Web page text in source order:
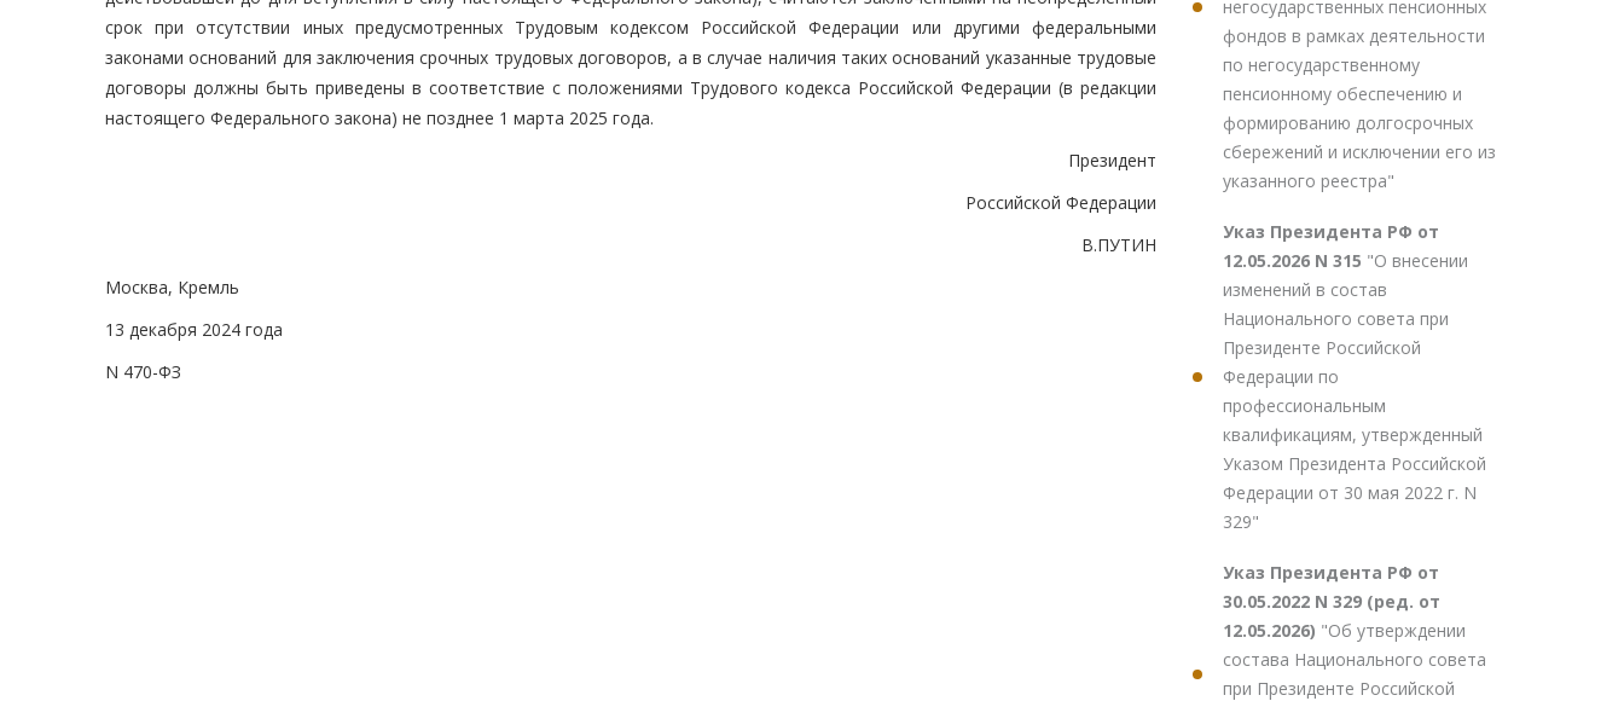
срок при отсутствии иных предусмотренных Трудовым кодексом Российской Федерации или другими федеральными
законами оснований для заключения срочных трудовых договоров, а в случае наличия таких оснований указанные трудовые
договоры должны быть приведены в соответствие с положениями Трудового кодекса Российской Федерации (в редакции
настоящего Федерального закона) не позднее 1 марта 2025 года.
Президент
Российской Федерации
В.ПУТИН
Москва, Кремль
13 декабря 2024 года
N 470-ФЗ
негосударственных пенсионных
фондов в рамках деятельности
по негосударственному
пенсионному обеспечению и
формированию долгосрочных
сбережений и исключении его из
указанного реестра"
Указ Президента РФ от
12.05.2026 N 315 "О внесении
изменений в состав
Национального совета при
Президенте Российской
Федерации по
профессиональным
квалификациям, утвержденный
Указом Президента Российской
Федерации от 30 мая 2022 г. N
329"
Указ Президента РФ от
30.05.2022 N 329 (ред. от
12.05.2026) "Об утверждении
состава Национального совета
при Президенте Российской